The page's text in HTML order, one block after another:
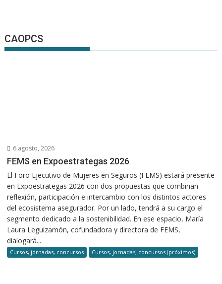
CAOPCS
6 agosto, 2026
FEMS en Expoestrategas 2026
El Foro Ejecutivo de Mujeres en Seguros (FEMS) estará presente
en Expoestrategas 2026 con dos propuestas que combinan
reflexión, participación e intercambio con los distintos actores
del ecosistema asegurador. Por un lado, tendrá a su cargo el
segmento dedicado a la sostenibilidad. En ese espacio, María
Laura Leguizamón, cofundadora y directora de FEMS,
dialogará...
Cursos, jornadas, concursos Cursos, jornadas, concursos (próximos)